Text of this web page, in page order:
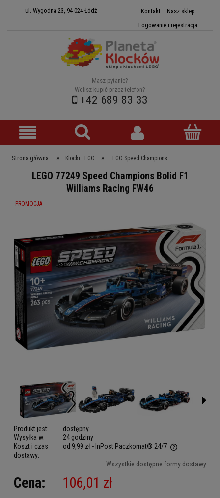
ul. Wygodna 23, 94-024 Łódź Kontakt
Nasz sklep
Logowanie i rejestracja
Masz pytanie?
Wolisz kupić przez telefon?
+42 689 83 33
Strona główna: » Klocki LEGO » LEGO Speed Champions
LEGO 77249 Speed Champions Bolid F1
Williams Racing FW46
PROMOCJA
Produkt jest:
dostępny
Wysyłka w:
24 godziny
Koszt i czas
dostawy:
od 9,99 zł - InPost Paczkomat® 24/7
Cena nie zawiera ewentualnych kosztów płatności
Wszystkie dostępne formy dostawy
Cena: 106,01 zł